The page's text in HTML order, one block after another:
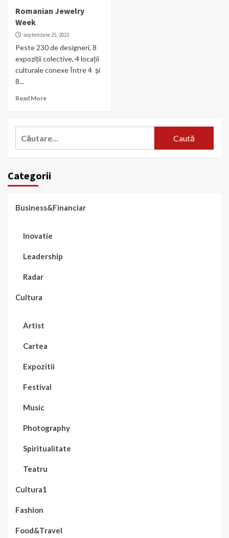
Romanian Jewelry
Week
septembrie 25, 2023
Peste 230 de designeri, 8
expoziții colective, 4 locații
culturale conexe Între 4 și
8...
Read More
Categorii
Business&Financiar
Inovatie
Leadership
Radar
Cultura
Artist
Cartea
Expozitii
Festival
Music
Photography
Spiritualitate
Teatru
Cultura1
Fashion
Food&Travel